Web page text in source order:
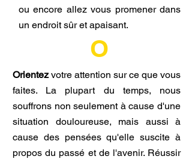
ou encore allez vous promener dans
un endroit sûr et apaisant.
O
Orientezvotre attention sur ce que vous
faites. La plupart du temps, nous
souffrons non seulement à cause d'une
situation douloureuse, mais aussi à
cause des pensées qu'elle suscite à
propos du passé et de l'avenir. Réussir